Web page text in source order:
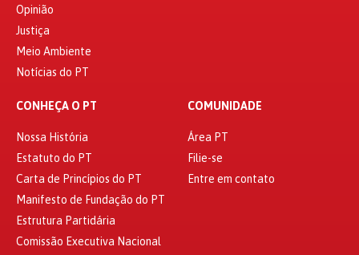
Opinião
Justiça
Meio Ambiente
Notícias do PT
CONHEÇA O PT
Nossa História
Estatuto do PT
Carta de Princípios do PT
Manifesto de Fundação do PT
Estrutura Partidária
Comissão Executiva Nacional
COMUNIDADE
Área PT
Filie-se
Entre em contato